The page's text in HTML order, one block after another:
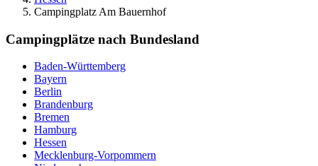
Campingplatz Am Bauernhof
Campingplätze nach Bundesland
Baden-Württemberg
Bayern
Berlin
Brandenburg
Bremen
Hamburg
Hessen
Mecklenburg-Vorpommern